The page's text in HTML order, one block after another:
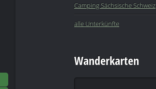
Camping Sächsische Schweiz
alle Unterkünfte
Wanderkarten